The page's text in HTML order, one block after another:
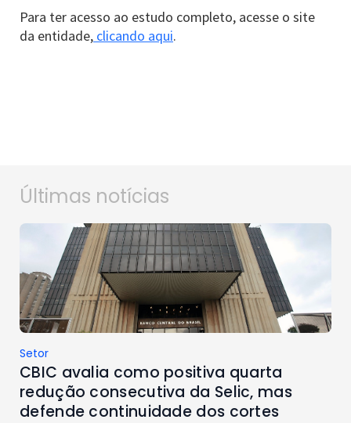
Para ter acesso ao estudo completo, acesse o site
da entidade, clicando aqui.
Últimas notícias
Setor
CBIC avalia como positiva quarta
redução consecutiva da Selic, mas
defende continuidade dos cortes